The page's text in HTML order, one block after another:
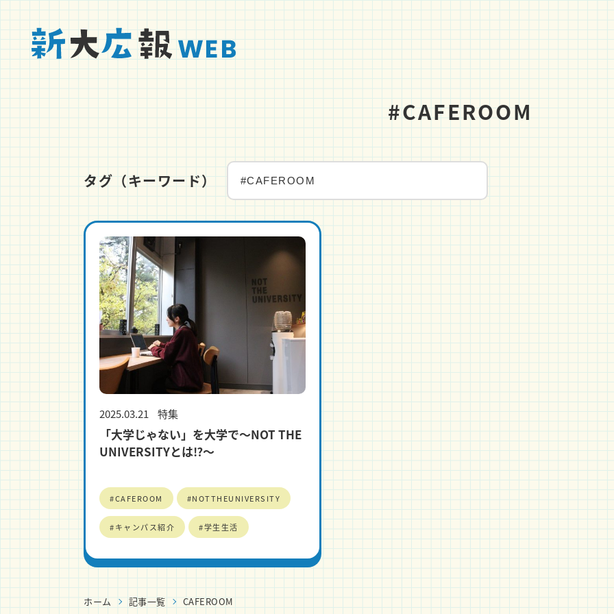
#CAFEROOM
タグ（キーワード）
2025.03.21 特集
「大学じゃない」を大学で～NOT THE
UNIVERSITYとは⁉～
#CAFEROOM #NOTTHEUNIVERSITY
#キャンパス紹介 #学生生活
ホーム 記事一覧 CAFEROOM